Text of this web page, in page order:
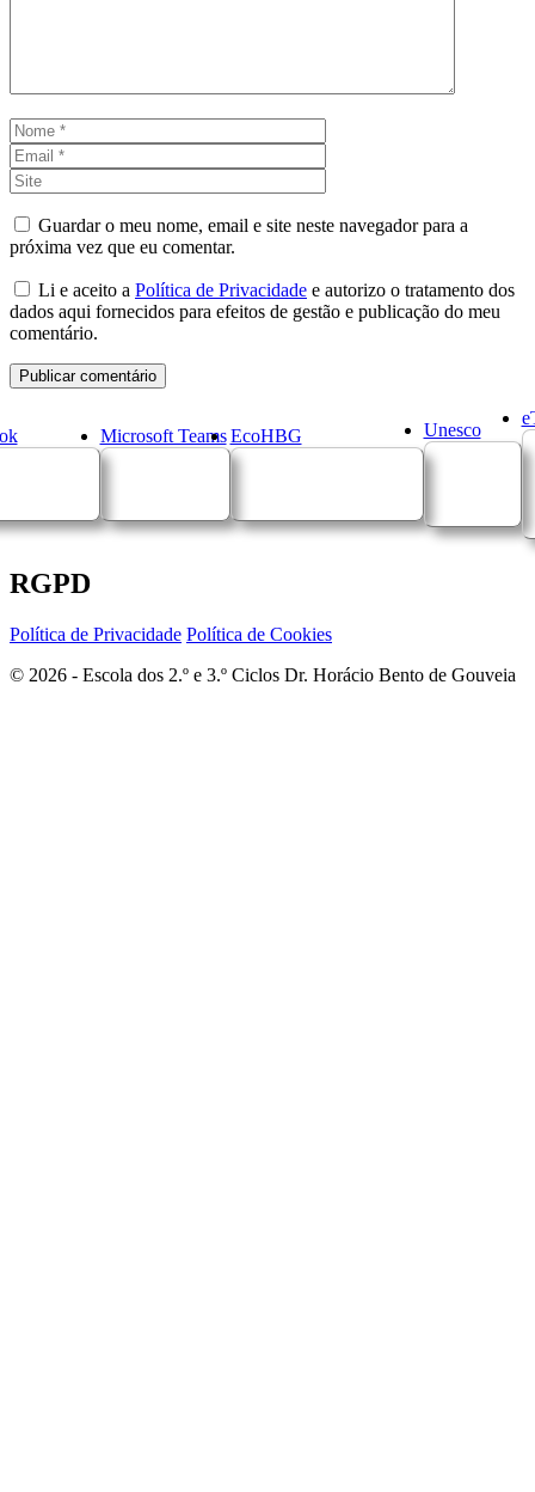
Nome
Guardar o meu nome, email e site neste navegador para a
próxima vez que eu comentar.
Li e aceito a Política de Privacidade e autorizo o tratamento dos
dados aqui fornecidos para efeitos de gestão e publicação do meu
comentário.
Microsoft Teams EcoHBG Unesco
RGPD
Política de Privacidade Política de Cookies
© 2026 - Escola dos 2.º e 3.º Ciclos Dr. Horácio Bento de Gouveia